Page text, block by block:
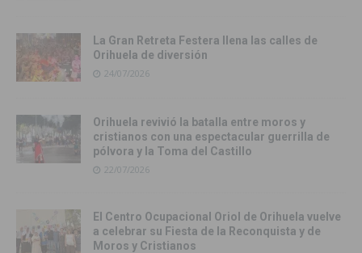
La Gran Retreta Festera llena las calles de
Orihuela de diversión
24/07/2026
Orihuela revivió la batalla entre moros y
cristianos con una espectacular guerrilla de
pólvora y la Toma del Castillo
22/07/2026
El Centro Ocupacional Oriol de Orihuela vuelve
a celebrar su Fiesta de la Reconquista y de
Moros y Cristianos